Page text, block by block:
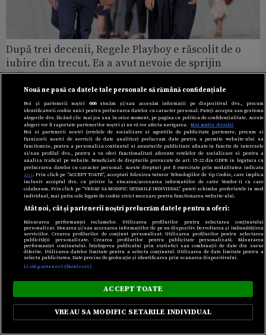
După trei decenii, Regele Playboy e răscolit de o
iubire din trecut. Ea a avut nevoie de sprijin
psihologic pentru a-și reveni după despărțire
Click.ro
Cum au ajuns doi pensionari să trăiască „în lux”,
fără datorii: „Noi nu am făcut niciodată așa ceva”
Nouă ne pasă ca datele tale personale să rămână confidențiale
Noi și partenerii noștri 606stocăm și/sau accesăm informații pe dispozitivul dvs., precum
identificatorii cookie unici pentru prelucrarea datelor cu caracter personal. Puteți accepta sau gestiona
alegerile dvs. făcând clic mai jos sau în orice moment, pe pagina cu politica de confidențialitate. Aceste
alegeri vor fi raportate partenerilor noștri și nu vă vor afecta navigarea. Mai multe detalii
Noi si partenerii nostri (retelele de socializare si agentiile de publicitate partenere, precum si
furnizorii nostri de servicii de date analitice) prelucram date pentru a permite website-ului sa
functioneze, pentru a personaliza continutul si anunturile publicitare afisate in functie de interesele
si/sau profilul dvs., pentru a va oferi functionalitati aferente retelelor de socializare si pentru a
analiza traficul pe website. Beneficiati de drepturile prevazute de art. 15-22 din GDPR in legatura cu
prelucrarea datelor cu caracter personal. Aceste drepturi pot fi exercitate prin modalitatea indicata
aici. Prin click pe “ACCEPT TOATE”, acceptati folosirea tuturor Tehnologiilor de tip Cookie, care implica
inclusiv acceptul dvs. cu privire la stocarea/accesarea informatiilor de catre Vendor-ii cu care
colaboram. Prin click pe “VREAU SA MODIFIC SETARILE INDIVIDUAL” puteti schimba preferintele in mod
individual, mai putin cele legate de cookie strict necesare pentru functionarea website-ului.
Atât noi, cât și partenerii noștri prelucrăm datele pentru a oferi:
Măsurarea performanței reclamelor. Utilizarea profilurilor pentru selectarea conținutului
personalizat. Stocarea și/sau accesarea informațiilor de pe un dispozitiv. Dezvoltarea și îmbunătățirea
serviciilor. Crearea profilurilor de conținut personalizat. Utilizarea profilurilor pentru selectarea
publicității personalizate. Crearea profilurilor pentru publicitate personalizată. Măsurarea
performanței conținutului. Înțelegerea publicului prin statistici sau combinații de date din surse
diferite. Utilizarea datelor limitate pentru a selecta conținutul. Utilizarea de date limitate pentru a
selecta publicitatea. Date precise de geolocație și identificarea prin scanarea dispozitivului.
Listă parteneri (furnizori)
ACCEPT TOATE
VREAU SA MODIFIC SETARILE INDIVIDUAL